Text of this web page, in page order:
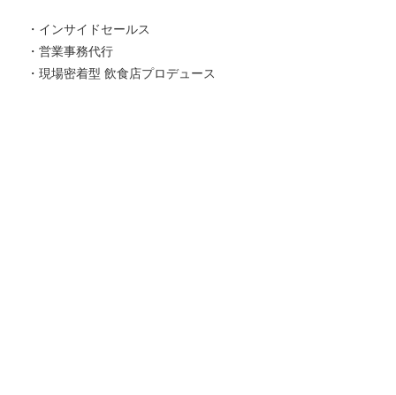
・インサイドセールス
・営業事務代行
・現場密着型 飲食店プロデュース